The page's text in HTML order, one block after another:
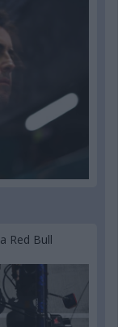
Red Bull